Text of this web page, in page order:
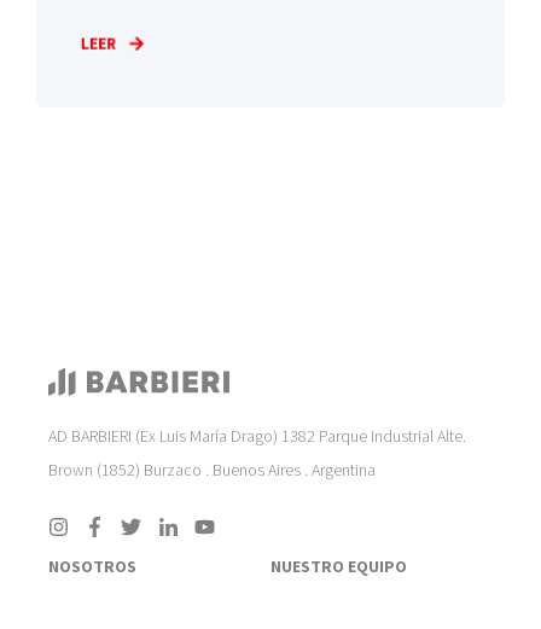
LEER
AD BARBIERI (Ex Luis María Drago) 1382 Parque Industrial Alte.
Brown (1852) Burzaco . Buenos Aires . Argentina
NOSOTROS NUESTRO EQUIPO